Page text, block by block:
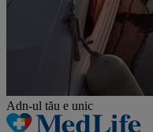
Adn-ul tău e unic